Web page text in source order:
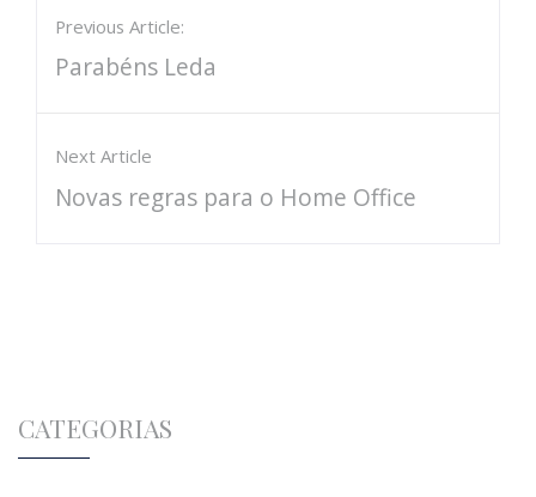
Previous Article:
Parabéns Leda
Next Article
Novas regras para o Home Office
CATEGORIAS